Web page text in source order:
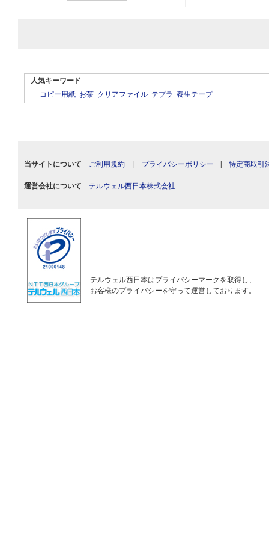
人気キーワード
コピー用紙 お茶 クリアファイル テプラ 養生テープ
当サイトについて ご利用規約 | プライバシーポリシー | 特定商取引
運営会社について テルウェル西日本株式会社
テルウェル西日本はプライバシーマークを取得し、
お客様のプライバシーを守って運営しております。